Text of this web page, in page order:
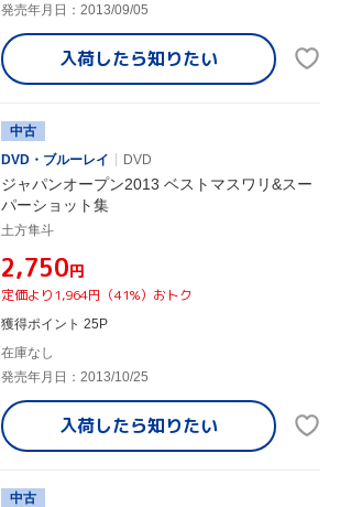
発売年月日：2013/09/05
入荷したら知りたい
中古
DVD・ブルーレイ
DVD
ジャパンオープン2013 ベストマスワリ&スー
パーショット集
土方隼斗
¥2,750円
定価より1,964円（41%）おトク
獲得ポイント 25P
在庫なし
発売年月日：2013/10/25
入荷したら知りたい
中古